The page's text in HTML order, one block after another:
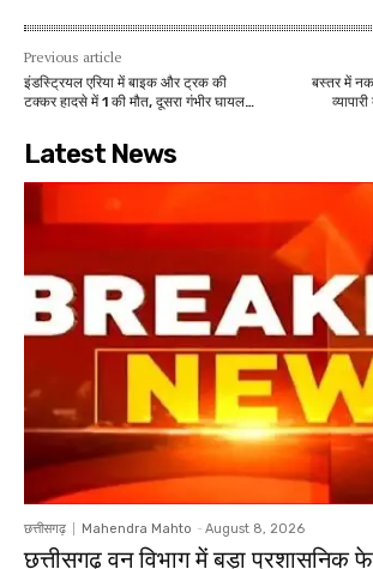
Previous article
इंडस्ट्रियल एरिया में बाइक और ट्रक की
टक्कर हादसे में 1 की मौत, दूसरा गंभीर घायल…
बस्तर में
Latest News
छत्तीसगढ़ Mahendra Mahto - August 8, 2026
छत्तीसगढ़ वन विभाग में बड़ा प्रशासनिक